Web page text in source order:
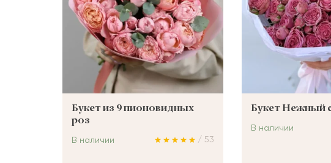
Букет из 9 пионовидных
роз
/ 53
В наличии
Букет Нежный
В наличии